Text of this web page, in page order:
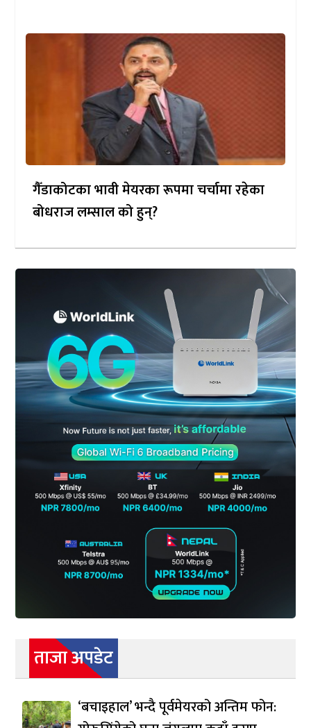
गैँडाकोटका भावी मेयरका रूपमा चर्चामा रहेका
बोधराज लम्साल को हुन्?
ताजा अपडेट
‘बचाइहाल’ भन्दै पूर्वमेयरको अन्तिम फोन: